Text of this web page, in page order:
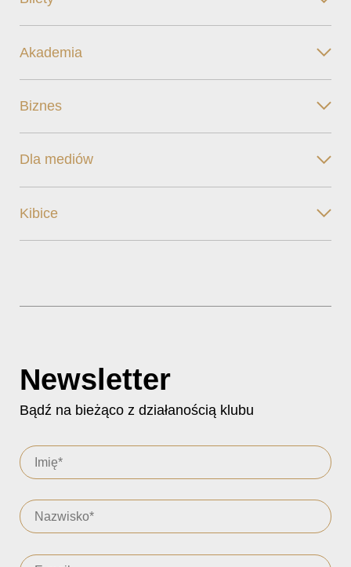
Akademia
Biznes
Dla mediów
Kibice
Newsletter
Bądź na bieżąco z działanością klubu